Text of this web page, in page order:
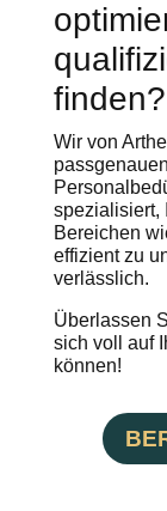
finden?
Wir von
spezialisiert,
Bereichen
effizient zu
verlässlich.
Überlassen
sich voll auf
können!